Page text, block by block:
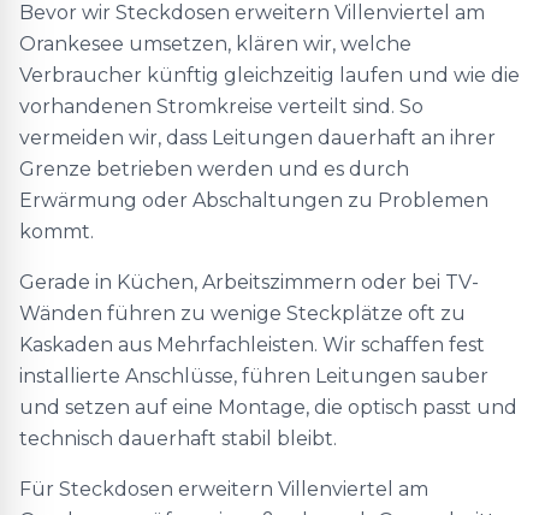
Bevor wir Steckdosen erweitern Villenviertel am
Orankesee umsetzen, klären wir, welche
Verbraucher künftig gleichzeitig laufen und wie die
vorhandenen Stromkreise verteilt sind. So
vermeiden wir, dass Leitungen dauerhaft an ihrer
Grenze betrieben werden und es durch
Erwärmung oder Abschaltungen zu Problemen
kommt.
Gerade in Küchen, Arbeitszimmern oder bei TV-
Wänden führen zu wenige Steckplätze oft zu
Kaskaden aus Mehrfachleisten. Wir schaffen fest
installierte Anschlüsse, führen Leitungen sauber
und setzen auf eine Montage, die optisch passt und
technisch dauerhaft stabil bleibt.
Für Steckdosen erweitern Villenviertel am